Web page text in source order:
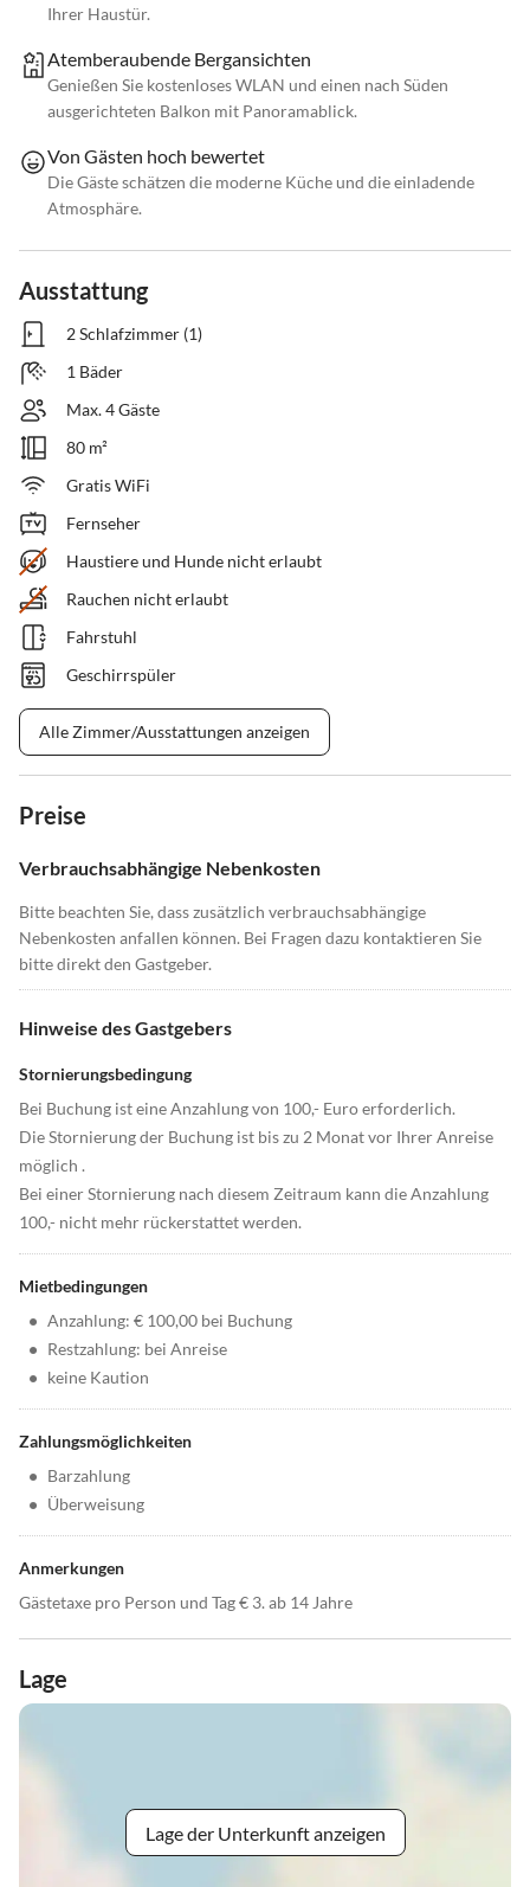
Ihrer Haustür.
Atemberaubende Bergansichten
Genießen Sie kostenloses WLAN und einen nach Süden
ausgerichteten Balkon mit Panoramablick.
Von Gästen hoch bewertet
Die Gäste schätzen die moderne Küche und die einladende
Atmosphäre.
Ausstattung
2 Schlafzimmer (1)
1 Bäder
Max. 4 Gäste
80 m²
Gratis WiFi
Fernseher
Haustiere und Hunde nicht erlaubt
Rauchen nicht erlaubt
Fahrstuhl
Geschirrspüler
Alle Zimmer/Ausstattungen anzeigen
Preise
Verbrauchsabhängige Nebenkosten
Bitte beachten Sie, dass zusätzlich verbrauchsabhängige
Nebenkosten anfallen können. Bei Fragen dazu kontaktieren Sie
bitte direkt den Gastgeber.
Hinweise des Gastgebers
Stornierungsbedingung
Bei Buchung ist eine Anzahlung von 100,- Euro erforderlich.
Die Stornierung der Buchung ist bis zu 2 Monat vor Ihrer Anreise
möglich .
Bei einer Stornierung nach diesem Zeitraum kann die Anzahlung
100,- nicht mehr rückerstattet werden.
Mietbedingungen
• Anzahlung: € 100,00 bei Buchung
• Restzahlung: bei Anreise
• keine Kaution
Zahlungsmöglichkeiten
• Barzahlung
• Überweisung
Anmerkungen
Gästetaxe pro Person und Tag € 3. ab 14 Jahre
Lage
Lage der Unterkunft anzeigen